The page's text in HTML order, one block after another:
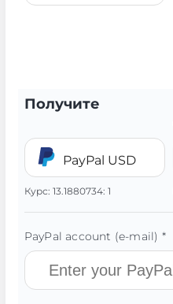
Получите
PayPal USD
Курс: 13.1880734: 1
PayPal account (e-mail) *